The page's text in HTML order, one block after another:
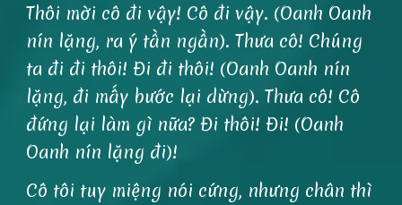
Thôi mời cô đi vậy! Cô đi vậy. (Oanh Oanh
nín lặng, ra ý tần ngần). Thưa cô! Chúng
ta đi đi thôi! Đi đi thôi! (Oanh Oanh nín
lặng, đi mấy bước lại dừng). Thưa cô! Cô
đứng lại làm gì nữa? Đi thôi! Đi! (Oanh
Oanh nín lặng đi)!
Cô tôi tuy miệng nói cứng, nhưng chân thì